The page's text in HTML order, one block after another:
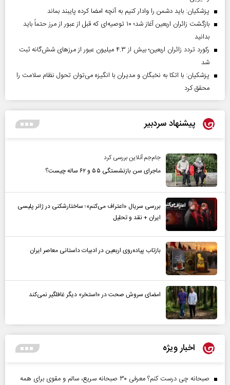
پزشکیان: باید دشمن را وادار کنیم به آنچه امضا کرده پایبند بماند
بازگشت زائران اربعین آغاز شد؛ ۱۰ توصیه‌ای که قبل از عبور از مرز حتماً باید
بدانید
رکورد تردد زائران اربعین؛ بیش از ۴.۳ میلیون عبور از مرزهای شش‌گانه ثبت
شد
پزشکیان: با اتکا به نخبگان و مدیران با انگیزه می‌توان تحول نظام سلامت را
محقق کرد
پیشنهاد سردبیر
جام‌جم آنلاین بررسی کرد
ماجرای سن بازنشستگی ۵۵ و ۶۲ ساله چیست؟
بررسی سریال «اعتراف می‌کنم»؛ ساختارشکنی در ژانر پلیسی
ایران + نقد و تحلیل
بازتاب پیاده‌روی اربعین در ادبیات داستانی معاصر ایران
امضای سروش صحت در «استخر» دیگر غافلگیر نمی‌کند
اخبار ویژه
صبحانه چی درست کنم؟ معرفی ۳۰ صبحانه سریع، سالم و مقوی برای همه